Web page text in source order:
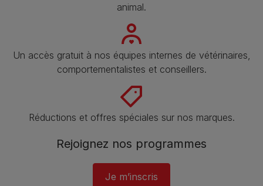
animal​.
Un accès gratuit à nos équipes internes de vétérinaires,
comportementalistes et conseillers.
Réductions et offres spéciales sur nos marques​.
Rejoignez nos programmes
Je m’inscris